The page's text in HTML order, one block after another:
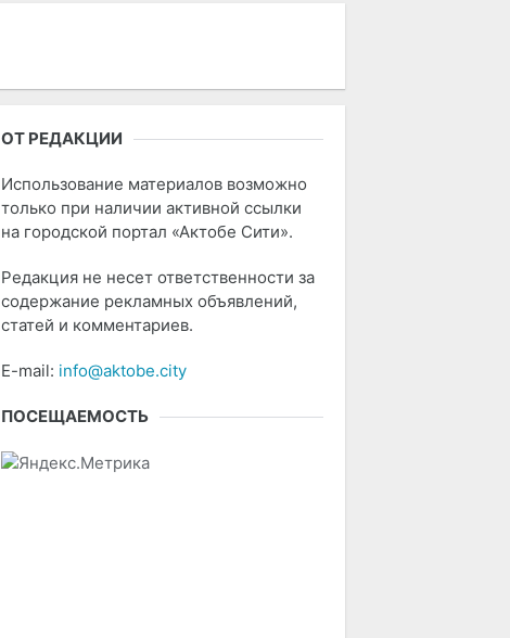
ОТ РЕДАКЦИИ
Использование материалов возможно
только при наличии активной ссылки
на городской портал «Актобе Сити».
Редакция не несет ответственности за
содержание рекламных объявлений,
статей и комментариев.
E-mail: info@aktobe.city
ПОСЕЩАЕМОСТЬ